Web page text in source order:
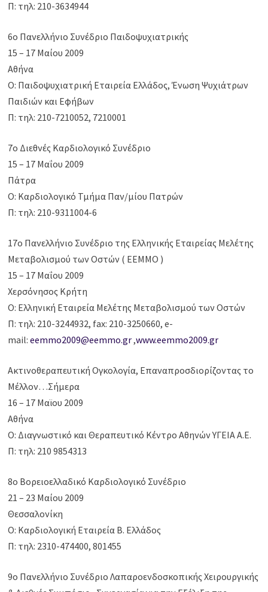
Π: τηλ: 210-3634944
6ο Πανελλήνιο Συνέδριο Παιδοψυχιατρικής
15 – 17 Μαίου 2009
Αθήνα
Ο: Παιδοψυχιατρική Εταιρεία Ελλάδος, Ένωση Ψυχιάτρων
Παιδιών και Εφήβων
Π: τηλ: 210-7210052, 7210001
7o Διεθνές Καρδιολογικό Συνέδριο
15 – 17 Μαΐου 2009
Πάτρα
Ο: Καρδιολογικό Τμήμα Παν/μίου Πατρών
Π: τηλ: 210-9311004-6
17ο Πανελλήνιο Συνέδριο της Ελληνικής Εταιρείας Μελέτης
Μεταβολισμού των Οστών ( ΕΕΜΜΟ )
15 – 17 Μαΐου 2009
Χερσόνησος Κρήτη
Ο: Ελληνική Εταιρεία Μελέτης Μεταβολισμού των Οστών
Π: τηλ: 210-3244932, fax: 210-3250660, e-
mail:eemmo2009@eemmo.gr,www.eemmo2009.gr
Ακτινοθεραπευτική Ογκολογία, Επαναπροσδιορίζοντας το
Μέλλον…Σήμερα
16 – 17 Μαϊου 2009
Αθήνα
Ο: Διαγνωστικό και Θεραπευτικό Κέντρο Αθηνών ΥΓΕΙΑ Α.Ε.
Π: τηλ: 210 9854313
8o Βορειοελλαδικό Καρδιολογικό Συνέδριο
21 – 23 Μαίου 2009
Θεσσαλονίκη
Ο: Καρδιολογική Εταιρεία Β. Ελλάδος
Π: τηλ: 2310-474400, 801455
9o Πανελλήνιο Συνέδριο Λαπαροενδοσκοπικής Χειρουργικής